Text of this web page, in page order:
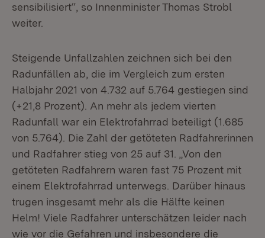
sensibilisiert“, so Innenminister Thomas Strobl
weiter.
Steigende Unfallzahlen zeichnen sich bei den
Radunfällen ab, die im Vergleich zum ersten
Halbjahr 2021 von 4.732 auf 5.764 gestiegen sind
(+21,8 Prozent). An mehr als jedem vierten
Radunfall war ein Elektrofahrrad beteiligt (1.685
von 5.764). Die Zahl der getöteten Radfahrerinnen
und Radfahrer stieg von 25 auf 31. „Von den
getöteten Radfahrern waren fast 75 Prozent mit
einem Elektrofahrrad unterwegs. Darüber hinaus
trugen insgesamt mehr als die Hälfte keinen
Helm! Viele Radfahrer unterschätzen leider nach
wie vor die Gefahren und insbesondere die